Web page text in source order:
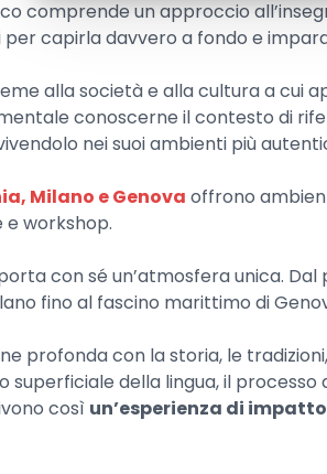
comprende un approccio
capirla davvero a fondo e
alla società e alla cultura a cui
conoscerne il contesto di
nei suoi ambienti più
Milano e Genova offrono
e workshop.
con sé un’atmosfera unica.
fino al fascino marittimo di
profonda con la storia, le
superficiale della lingua, il
così un’esperienza di